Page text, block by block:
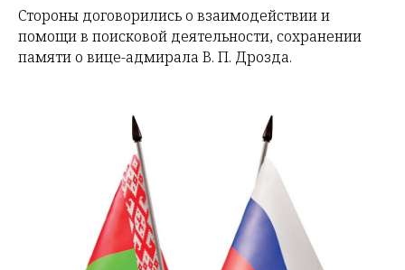
Стороны договорились о взаимодействии и
помощи в поисковой деятельности, сохранении
памяти о вице-адмирала В. П. Дрозда.